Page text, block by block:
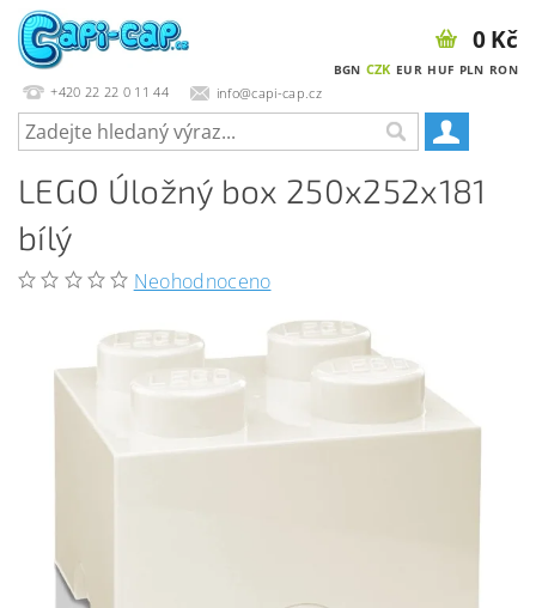
+420 22 22 0 11 44 info@capi-cap.cz
BGN CZK EUR HUF PLN RON
0 Kč
LEGO Úložný box 250x252x181
bílý
Neohodnoceno